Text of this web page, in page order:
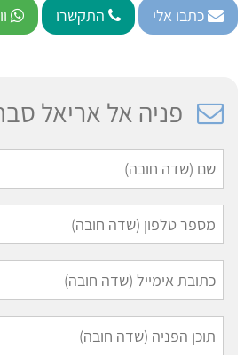
כתבו אלי התקשרו
פניה אל אריאל